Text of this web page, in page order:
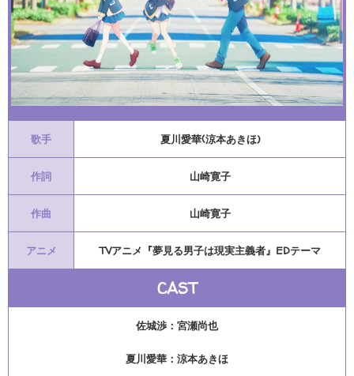
歌手 夏川愛華(涼本あきほ)
作詞 山崎寛子
作曲 山崎寛子
アニメ TVアニメ『夢見る男子は現実主義者』EDテーマ
CAST
佐城渉：宮瀬尚也
夏川愛華：涼本あきほ